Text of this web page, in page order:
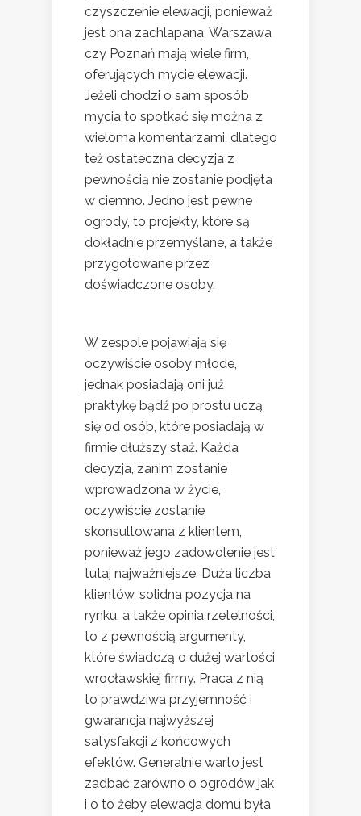
czyszczenie elewacji, ponieważ
jest ona zachlapana. Warszawa
czy Poznań mają wiele firm,
oferujących mycie elewacji.
Jeżeli chodzi o sam sposób
mycia to spotkać się można z
wieloma komentarzami, dlatego
też ostateczna decyzja z
pewnością nie zostanie podjęta
w ciemno. Jedno jest pewne
ogrody, to projekty, które są
dokładnie przemyślane, a także
przygotowane przez
doświadczone osoby.
W zespole pojawiają się
oczywiście osoby młode,
jednak posiadają oni już
praktykę bądź po prostu uczą
się od osób, które posiadają w
firmie dłuższy staż. Każda
decyzja, zanim zostanie
wprowadzona w życie,
oczywiście zostanie
skonsultowana z klientem,
ponieważ jego zadowolenie jest
tutaj najważniejsze. Duża liczba
klientów, solidna pozycja na
rynku, a także opinia rzetelności,
to z pewnością argumenty,
które świadczą o dużej wartości
wrocławskiej firmy. Praca z nią
to prawdziwa przyjemność i
gwarancja najwyższej
satysfakcji z końcowych
efektów. Generalnie warto jest
zadbać zarówno o ogrodów jak
i o to żeby elewacja domu była